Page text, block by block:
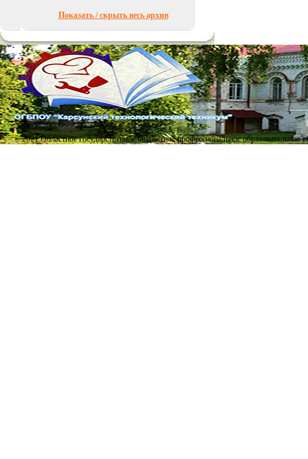
Показать / скрыть весь архив
© 2021 Областное государственное бюджетное профессиональное образовательное